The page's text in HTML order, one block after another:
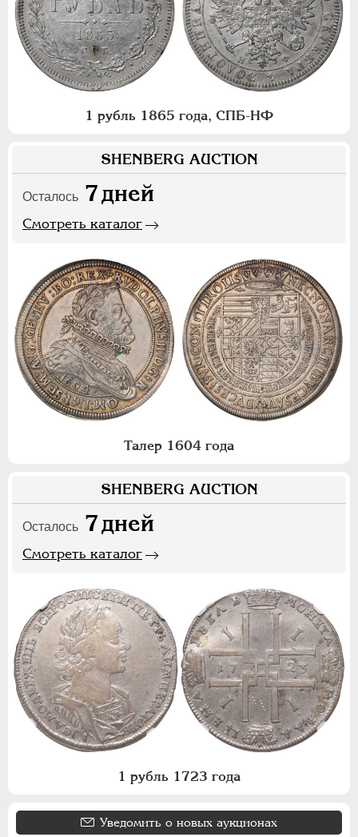
1 рубль 1865 года, СПБ-НФ
SHENBERG AUCTION
Осталось 7дней
Смотреть каталог
Талер 1604 года
SHENBERG AUCTION
Осталось 7дней
Смотреть каталог
1 рубль 1723 года
Уведомить о новых аукционах